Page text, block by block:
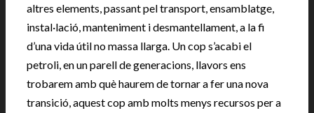
altres elements, passant pel transport, ensamblatge,
instal·lació, manteniment i desmantellament, a la fi
d’una vida útil no massa llarga. Un cop s’acabi el
petroli, en un parell de generacions, llavors ens
trobarem amb què haurem de tornar a fer una nova
transició, aquest cop amb molts menys recursos per a